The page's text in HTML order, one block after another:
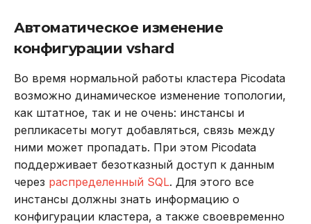
Автоматическое изменение
конфигурации vshard
Во время нормальной работы кластера Picodata
возможно динамическое изменение топологии,
как штатное, так и не очень: инстансы и
репликасеты могут добавляться, связь между
ними может пропадать. При этом Picodata
поддерживает безотказный доступ к данным
через распределенный SQL. Для этого все
инстансы должны знать информацию о
конфигурации кластера, а также своевременно